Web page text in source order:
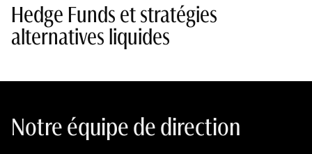
Hedge Funds et stratégies
alternatives liquides
Notre équipe de direction